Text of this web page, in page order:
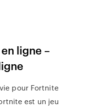
ligne –
pour Fortnite
est un jeu